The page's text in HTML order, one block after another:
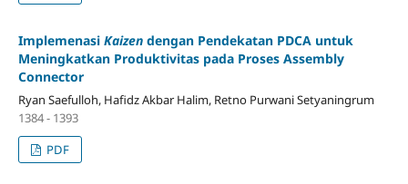
Implemenasi Kaizendengan Pendekatan PDCA untuk
Meningkatkan Produktivitas pada Proses Assembly
Connector
Ryan Saefulloh, Hafidz Akbar Halim, Retno Purwani Setyaningrum
1384 - 1393
PDF